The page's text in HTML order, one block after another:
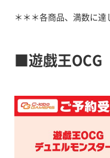
＊＊＊各商品、満数に
■遊戯王OCG